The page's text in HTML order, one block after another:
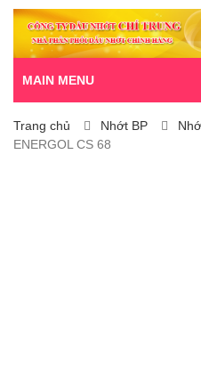
MAIN MENU
Trang chủ Nhớt BP
ENERGOL CS 68